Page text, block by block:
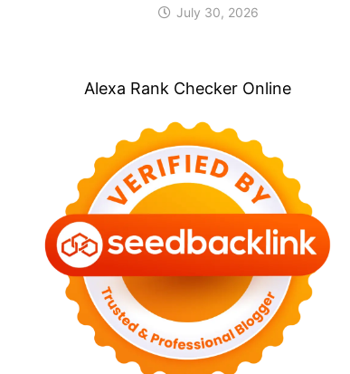
July 30, 2026
Alexa Rank Checker Online